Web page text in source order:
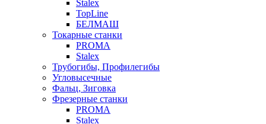
Stalex
TopLine
БЕЛМАШ
Токарные станки
PROMA
Stalex
Трубогибы, Профилегибы
Угловысечные
Фальц, Зиговка
Фрезерные станки
PROMA
Stalex